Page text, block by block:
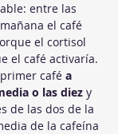
entre las
el café
el cortisol
el café activaría.
café a
o las diez y
de las dos de la
de la cafeína